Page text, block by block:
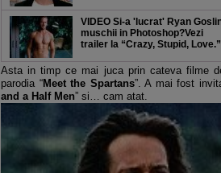
VIDEO Si-a 'lucrat' Ryan
muschii in Photoshop?Vezi
trailer la “Crazy, Stupid, Love.”
Asta in timp ce mai juca prin cateva filme
parodia “Meet the Spartans”. A mai fost
and a Half Men” si… cam atat.